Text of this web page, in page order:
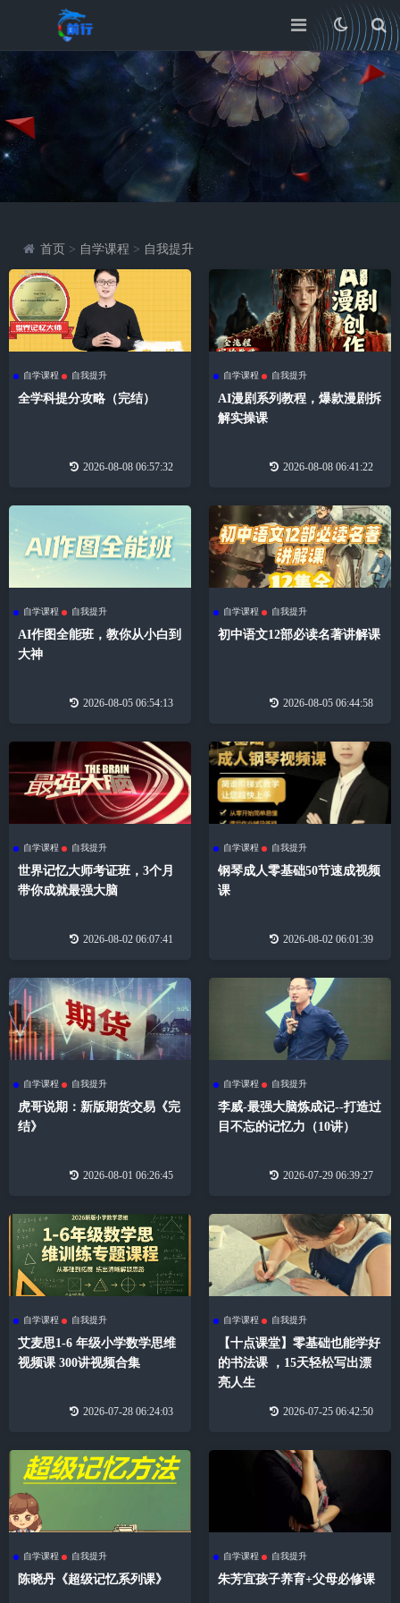
首页 > 自学课程 > 自我提升
自学课程 自我提升
全学科提分攻略（完结）
2026-08-08 06:57:32
自学课程 自我提升
AI漫剧系列教程，爆款漫剧拆
解实操课
2026-08-08 06:41:22
自学课程 自我提升
AI作图全能班，教你从小白到
大神
2026-08-05 06:54:13
自学课程 自我提升
初中语文12部必读名著讲解课
2026-08-05 06:44:58
自学课程 自我提升
世界记忆大师考证班，3个月
带你成就最强大脑
2026-08-02 06:07:41
自学课程 自我提升
钢琴成人零基础50节速成视频
课
2026-08-02 06:01:39
自学课程 自我提升
虎哥说期：新版期货交易《完
结》
2026-08-01 06:26:45
自学课程 自我提升
李威-最强大脑炼成记--打造过
目不忘的记忆力（10讲）
2026-07-29 06:39:27
自学课程 自我提升
艾麦思1-6 年级小学数学思维
视频课 300讲视频合集
2026-07-28 06:24:03
自学课程 自我提升
【十点课堂】零基础也能学好
的书法课 ，15天轻松写出漂
亮人生
2026-07-25 06:42:50
自学课程 自我提升
陈晓丹《超级记忆系列课》
自学课程 自我提升
朱芳宜孩子养育+父母必修课